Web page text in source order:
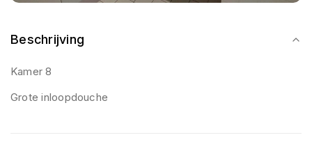
Beschrijving
Kamer 8
Grote inloopdouche